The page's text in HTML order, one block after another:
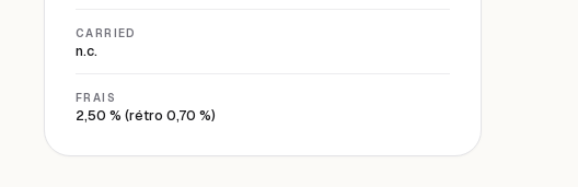
CARRIED
n.c.
FRAIS
2,50 % (rétro 0,70 %)